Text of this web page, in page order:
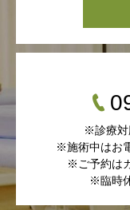
※診療対
※施術中はお
※ご予約は
※臨時